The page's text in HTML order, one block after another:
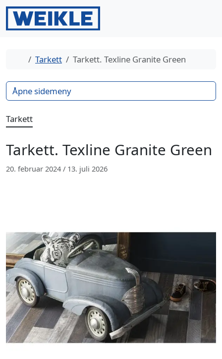
Gå til innhold
Gå til bunntekst
HjemTarkett Tarkett. Texline Granite Green
Tarkett
Tarkett. Texline Granite Green
20. februar 2024 / 13. juli 2026
Åpne sidemeny